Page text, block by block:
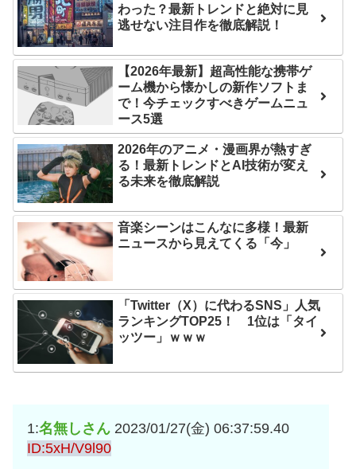
互RSS
ンディなクリスマスイヴ
2/25(水)
36歳の彼女と結婚したい
のに、家族が猛反対。家族
から信じられない言葉が飛
「本気で潰しにきてる」
滝沢秀明の新オーディショ
ンが“まんまジャニーズ”とフ
ァン衝撃
Powered by livedoor 相
わった？最新トレンドと絶対に見
逃せない注目作を徹底解説！
【2026年最新】超高性能な携帯ゲ
ーム機から懐かしの新作ソフトま
で！今チェックすべきゲームニュ
ース5選
2026年のアニメ・漫画界が熱すぎ
る！最新トレンドとAI技術が変え
る未来を徹底解説
音楽シーンはこんなに多様！最新
ニュースから見えてくる「今」
「Twitter（X）に代わるSNS」人気
ランキングTOP25！ 1位は「タイ
ッツー」ｗｗｗ
1:名無しさん 2023/01/27(金) 06:37:59.40
ID:5xH/V9l90